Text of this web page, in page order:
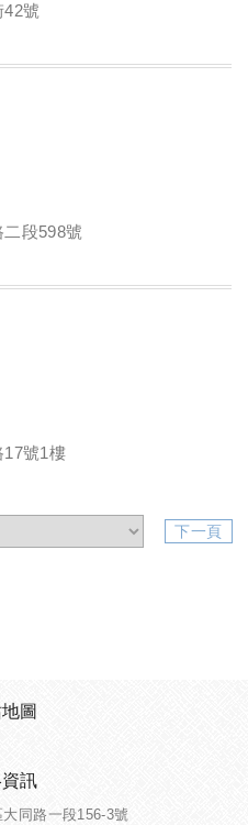
號
段598號
號1樓
下一頁
圖
訊
同路一段156-3號